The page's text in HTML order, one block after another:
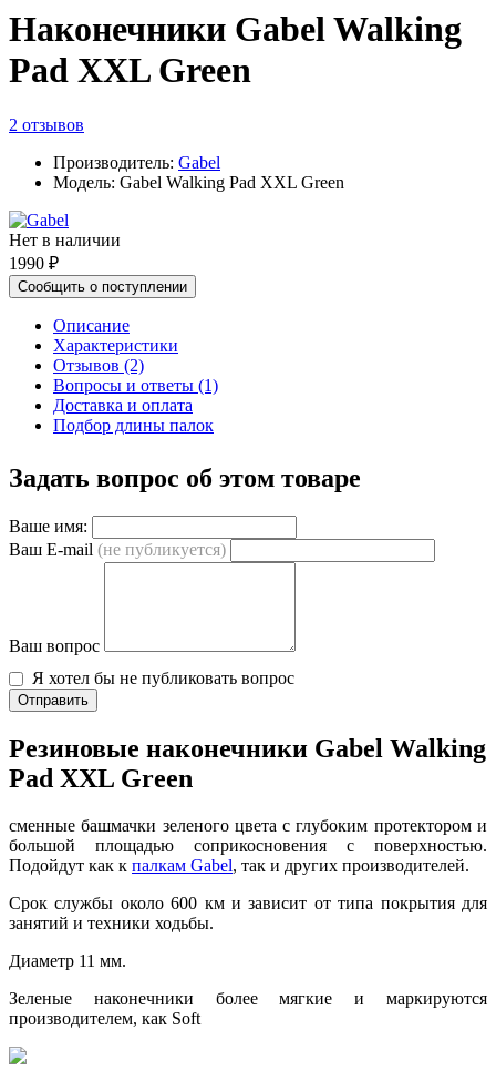
Наконечники Gabel Walking
Pad XXL Green
2 отзывов
Производитель: Gabel
Модель: Gabel Walking Pad XXL Green
Нет в наличии
1990 ₽
Сообщить о поступлении
Описание
Характеристики
Отзывов (2)
Вопросы и ответы (1)
Доставка и оплата
Подбор длины палок
Задать вопрос об этом товаре
Ваше имя:
Ваш E-mail (не публикуется)
Ваш вопрос
Я хотел бы не публиковать вопрос
Отправить
Резиновые наконечники Gabel Walking
Pad XXL Green
сменные башмачки зеленого цвета с глубоким протектором и
большой площадью соприкосновения с поверхностью.
Подойдут как к палкам Gabel, так и других производителей.
Срок службы около 600 км и зависит от типа покрытия для
занятий и техники ходьбы.
Диаметр 11 мм.
Зеленые наконечники более мягкие и маркируются
производителем, как Soft